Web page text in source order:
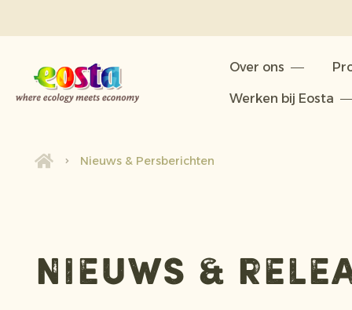
Over ons
Werken bij Eosta
Over ons
Producten
Nieuws & Persberichten
Nieuws & Persberichten
Nieuws &